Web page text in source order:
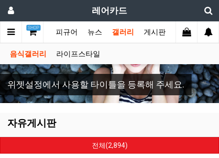
레어카드
SHOP
메인 이미지 피규어 뉴스 갤러리 게시판
음식갤러리 라이프스타일
위젯설정에서 사용할 타이틀을 등록해 주세요.
자유게시판
전체(2,894)